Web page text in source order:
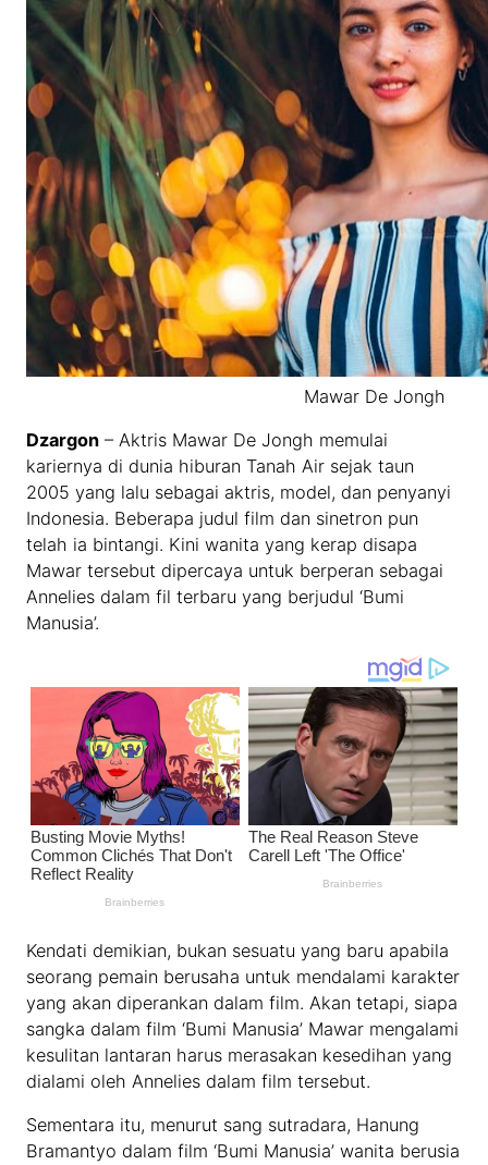
Mawar De Jongh
Dzargon – Aktris Mawar De Jongh memulai
kariernya di dunia hiburan Tanah Air sejak taun
2005 yang lalu sebagai aktris, model, dan penyanyi
Indonesia. Beberapa judul film dan sinetron pun
telah ia bintangi. Kini wanita yang kerap disapa
Mawar tersebut dipercaya untuk berperan sebagai
Annelies dalam fil terbaru yang berjudul ‘Bumi
Manusia’.
Kendati demikian, bukan sesuatu yang baru apabila
seorang pemain berusaha untuk mendalami karakter
yang akan diperankan dalam film. Akan tetapi, siapa
sangka dalam film ‘Bumi Manusia’ Mawar mengalami
kesulitan lantaran harus merasakan kesedihan yang
dialami oleh Annelies dalam film tersebut.
Sementara itu, menurut sang sutradara, Hanung
Bramantyo dalam film ‘Bumi Manusia’ wanita berusia